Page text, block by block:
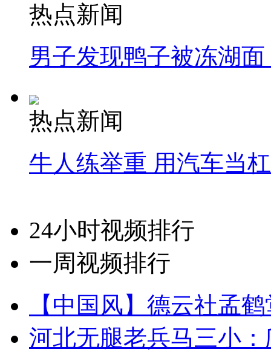
热点新闻
男子发现鸭子被冻湖
热点新闻
牛人练举重 用汽车当
24小时视频排行
一周视频排行
【中国风】德云社孟
河北无腿老兵马三小